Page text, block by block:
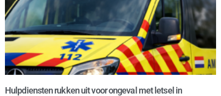
Hulpdiensten rukken uit voor ongeval met letsel in